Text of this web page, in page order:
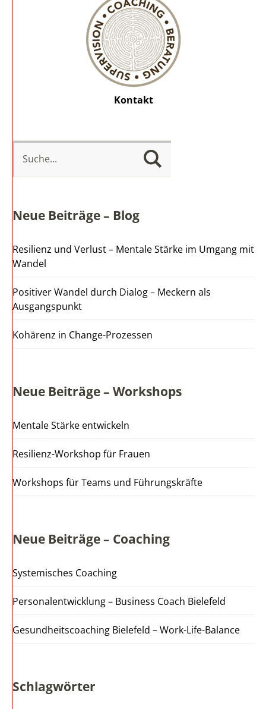
Kontakt
Neue Beiträge – Blog
Resilienz und Verlust – Mentale Stärke im Umgang mit
Wandel
Positiver Wandel durch Dialog – Meckern als
Ausgangspunkt
Kohärenz in Change-Prozessen
Neue Beiträge – Workshops
Mentale Stärke entwickeln
Resilienz-Workshop für Frauen
Workshops für Teams und Führungskräfte
Neue Beiträge – Coaching
Systemisches Coaching
Personalentwicklung – Business Coach Bielefeld
Gesundheitscoaching Bielefeld – Work-Life-Balance
Schlagwörter